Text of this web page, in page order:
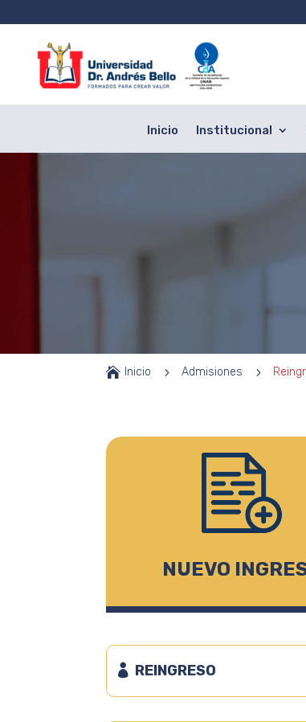
Inicio Institucional
 Inicio 5 Admisiones 5
NUEVO
REINGRESO